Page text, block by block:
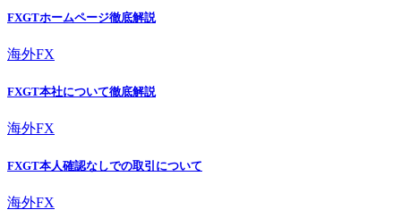
FXGTホームページ徹底解説
海外FX
FXGT本社について徹底解説
海外FX
FXGT本人確認なしでの取引について
海外FX